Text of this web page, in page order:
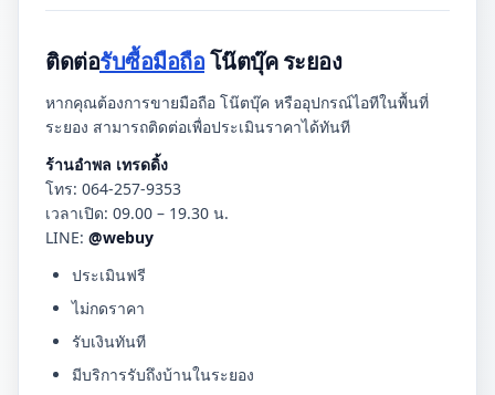
ติดต่อรับซื้อมือถือโน๊ตบุ๊ค ระยอง
หากคุณต้องการขายมือถือ โน๊ตบุ๊ค หรืออุปกรณ์ไอทีในพื้นที่
ระยอง สามารถติดต่อเพื่อประเมินราคาได้ทันที
ร้านอำพล เทรดดิ้ง
โทร: 064-257-9353
เวลาเปิด: 09.00 – 19.30 น.
LINE: @webuy
ประเมินฟรี
ไม่กดราคา
รับเงินทันที
มีบริการรับถึงบ้านในระยอง